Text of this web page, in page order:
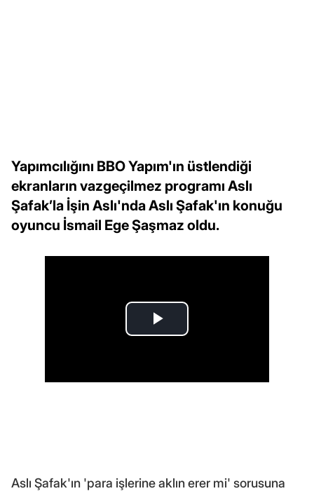
Yapımcılığını BBO Yapım'ın üstlendiği
ekranların vazgeçilmez programı Aslı
Şafak’la İşin Aslı'nda Aslı Şafak'ın konuğu
oyuncu İsmail Ege Şaşmaz oldu.
Aslı Şafak'ın 'para işlerine aklın erer mi' sorusuna